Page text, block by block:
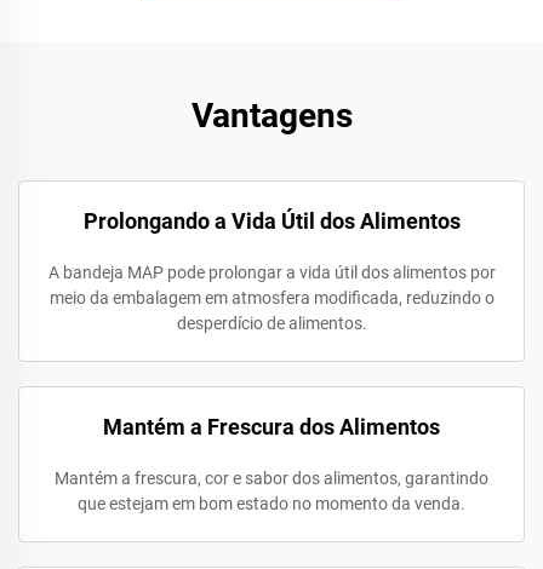
Vantagens
Prolongando a Vida Útil dos Alimentos
A bandeja MAP pode prolongar a vida útil dos alimentos por
meio da embalagem em atmosfera modificada, reduzindo o
desperdício de alimentos.
Mantém a Frescura dos Alimentos
Mantém a frescura, cor e sabor dos alimentos, garantindo
que estejam em bom estado no momento da venda.